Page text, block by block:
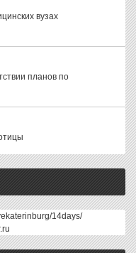
вузах
планов по
14days/